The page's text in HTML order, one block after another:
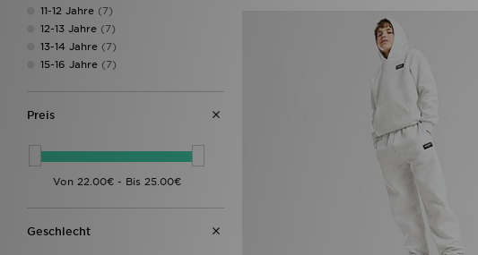
11-12 Jahre (7)
12-13 Jahre (7)
13-14 Jahre (7)
15-16 Jahre (7)
Preis
Geschlecht